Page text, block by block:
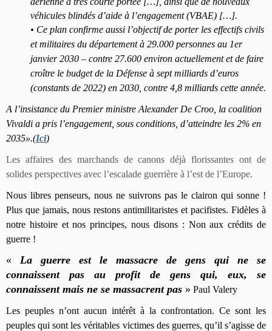
véhicules blindés d’aide à l’engagement (VBAE) […].
• Ce plan confirme aussi l’objectif de porter les effectifs civils
et militaires du département à 29.000 personnes au 1er
janvier 2030 – contre 27.600 environ actuellement et de faire
croître le budget de la Défense à sept milliards d’euros
(constants de 2022) en 2030, contre 4,8 milliards cette année.
A l’insistance du Premier ministre Alexander De Croo, la coalition
Vivaldi a pris l’engagement, sous conditions, d’atteindre les 2% en
2035».(Ici)
Les affaires des marchands de canons déjà florissantes ont de
solides perspectives avec l’escalade guerrière à l’est de l’Europe.
Nous libres penseurs, nous ne suivrons pas le clairon qui sonne !
Plus que jamais, nous restons antimilitaristes et pacifistes. Fidèles à
notre histoire et nos principes, nous disons : Non aux crédits de
guerre !
«
La guerre est le massacre de gens qui ne se
connaissent pas au profit de gens qui, eux, se
connaissent mais ne se massacrent pas » Paul Valery
Les peuples n’ont aucun intérêt à la confrontation. Ce sont les
peuples qui sont les véritables victimes des guerres, qu’il s’agisse de